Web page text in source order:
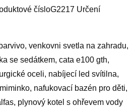
čísloG2217 Určení
venkovni svetla na zahradu,
se sedátkem, cata e100 gth,
oceli, nabíjecí led svítilna,
nafukovací bazén pro děti,
plynový kotel s ohřevem vody